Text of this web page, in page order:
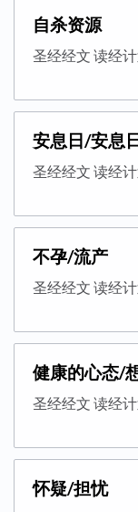
自杀资源
圣经经文 读经
安息日/安息
圣经经文 读经
不孕/流产
圣经经文 读经
健康的心态/
圣经经文 读经
怀疑/担忧